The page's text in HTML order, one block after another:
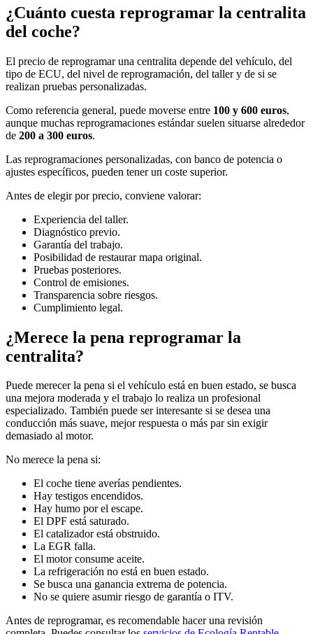
¿Cuánto cuesta reprogramar la centralita
del coche?
El precio de reprogramar una centralita depende del vehículo, del
tipo de ECU, del nivel de reprogramación, del taller y de si se
realizan pruebas personalizadas.
Como referencia general, puede moverse entre 100 y 600 euros,
aunque muchas reprogramaciones estándar suelen situarse alrededor
de 200 a 300 euros.
Las reprogramaciones personalizadas, con banco de potencia o
ajustes específicos, pueden tener un coste superior.
Antes de elegir por precio, conviene valorar:
Experiencia del taller.
Diagnóstico previo.
Garantía del trabajo.
Posibilidad de restaurar mapa original.
Pruebas posteriores.
Control de emisiones.
Transparencia sobre riesgos.
Cumplimiento legal.
¿Merece la pena reprogramar la
centralita?
Puede merecer la pena si el vehículo está en buen estado, se busca
una mejora moderada y el trabajo lo realiza un profesional
especializado. También puede ser interesante si se desea una
conducción más suave, mejor respuesta o más par sin exigir
demasiado al motor.
No merece la pena si:
El coche tiene averías pendientes.
Hay testigos encendidos.
Hay humo por el escape.
El DPF está saturado.
El catalizador está obstruido.
La EGR falla.
El motor consume aceite.
La refrigeración no está en buen estado.
Se busca una ganancia extrema de potencia.
No se quiere asumir riesgo de garantía o ITV.
Antes de reprogramar, es recomendable hacer una revisión